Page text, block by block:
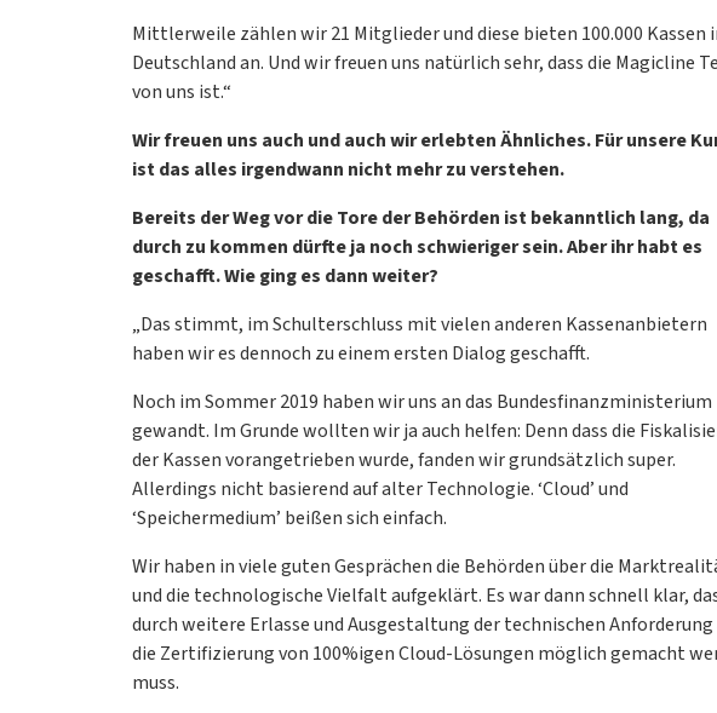
Mittlerweile zählen wir 21 Mitglieder und diese bieten 100.000 Kassen
Deutschland an. Und wir freuen uns natürlich sehr, dass die Magicline
von uns ist.“
Wir freuen uns auch und auch wir erlebten Ähnliches. Für unsere
ist das alles irgendwann nicht mehr zu verstehen.
Bereits der Weg vor die Tore der Behörden ist bekanntlich lang, da
durch zu kommen dürfte ja noch schwieriger sein. Aber ihr habt es
geschafft. Wie ging es dann weiter?
„Das stimmt, im Schulterschluss mit vielen anderen Kassenanbietern
haben wir es dennoch zu einem ersten Dialog geschafft.
Noch im Sommer 2019 haben wir uns an das Bundesfinanzministerium
gewandt. Im Grunde wollten wir ja auch helfen: Denn dass die
der Kassen vorangetrieben wurde, fanden wir grundsätzlich super.
Allerdings nicht basierend auf alter Technologie. ‘Cloud’ und
‘Speichermedium’ beißen sich einfach.
Wir haben in viele guten Gesprächen die Behörden über die
und die technologische Vielfalt aufgeklärt. Es war dann schnell klar,
durch weitere Erlasse und Ausgestaltung der technischen Anforderung
die Zertifizierung von 100%igen Cloud-Lösungen möglich gemacht
muss.